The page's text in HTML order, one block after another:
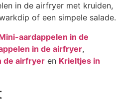
in de airfryer met kruiden,
of een simpele salade.
aardappelen in de
in de airfryer,
de airfryer en Krieltjes in